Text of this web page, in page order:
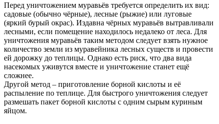
Перед уничтожением муравьёв требуется определить их вид:
садовые (обычно чёрные), лесные (рыжие) или луговые
(яркий бурый окрас). Издавна чёрных муравьёв вытравливали
лесными, если помещение находилось недалеко от леса. Для
уничтожения муравьёв таким методом следует взять нужное
количество земли из муравейника лесных существ и провести
ей дорожку до теплицы. Однако есть риск, что два вида
насекомых уживутся вместе и уничтожение станет ещё
сложнее.
Другой метод – приготовление борной кислоты и её
распыление по теплице. Для быстрого уничтожения следует
размешать пакет борной кислоты с одним сырым куриным
яйцом.